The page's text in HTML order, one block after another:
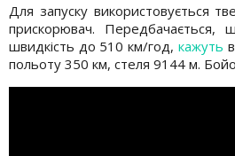
Для запуску використовується
прискорювач. Передбачається,
швидкість до 510 км/год, кажуть
польоту 350 км, стеля 9144 м.